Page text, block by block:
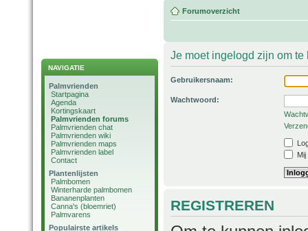
NAVIGATIE
Palmvrienden
Startpagina
Agenda
Kortingskaart
Palmvrienden forums
Palmvrienden chat
Palmvrienden wiki
Palmvrienden maps
Palmvrienden label
Contact
Plantenlijsten
Palmbomen
Winterharde palmbomen
Bananenplanten
Canna's (bloemriet)
Palmvarens
Populairste artikels
Forumoverzicht
Je moet ingelogd zijn om
Gebruikersnaam:
Wachtwoord:
REGISTREREN